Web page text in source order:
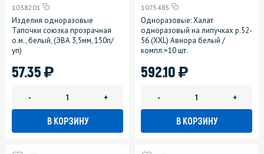
1038201
Изделия одноразовые
Тапочки союзка прозрачная
о.м., белый, (ЭВА 3,5мм, 150п/
уп)
57.35)
- +
В КОРЗИНУ
1075485
Одноразовые: Халат
одноразовый на липучках р.52-
56 (XXL) Авиора белый /
компл.=10 шт.
592.10)
- +
В КОРЗИНУ